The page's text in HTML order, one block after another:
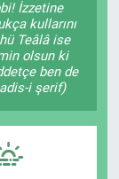
İzzetine
kullarını
Teâlâ ise
olsun ki
ben de
i şerif)